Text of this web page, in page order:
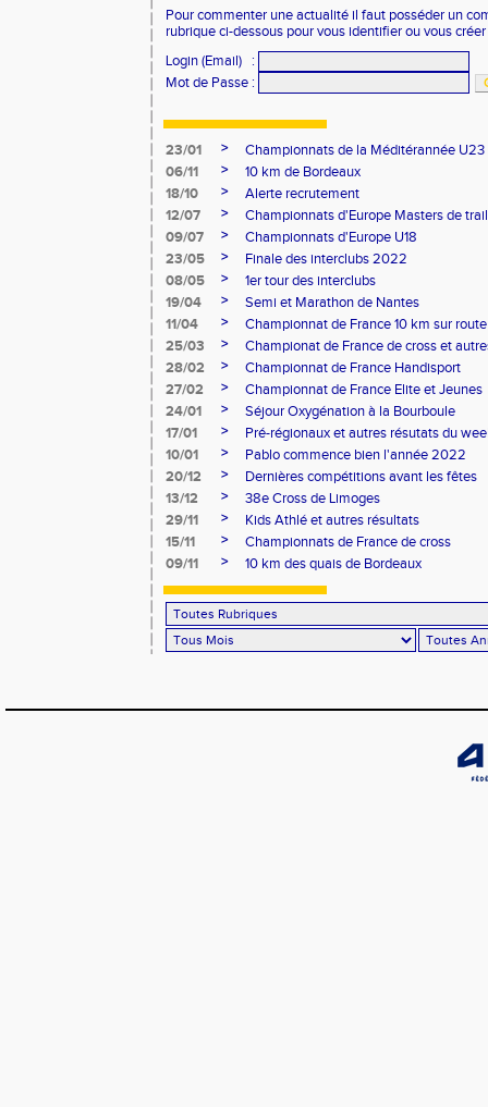
Pour commenter une actualité il faut posséder un
rubrique ci-dessous pour vous identifier ou vous
Login (Email)
:
Mot de Passe :
23/01 >
Championnats de la Méditérannée U23
06/11
>
10 km de Bordeaux
18/10
>
Alerte recrutement
12/07
>
Championnats d'Europe Masters de trail
09/07
>
Championnats d'Europe U18
23/05
>
Finale des interclubs 2022
08/05
>
1er tour des interclubs
19/04
>
Semi et Marathon de Nantes
11/04
>
Championnat de France 10 km sur route
25/03
>
Championat de France de cross et
28/02
>
Championnat de France Handisport
27/02
>
Championnat de France Elite et Jeunes
24/01
>
Séjour Oxygénation à la Bourboule
17/01
>
Pré-régionaux et autres résutats du
10/01
>
Pablo commence bien l'année 2022
20/12
>
Dernières compétitions avant les fêtes
13/12
>
38e Cross de Limoges
29/11
>
Kids Athlé et autres résultats
15/11
>
Championnats de France de cross
09/11
> 10 km des quais de Bordeaux